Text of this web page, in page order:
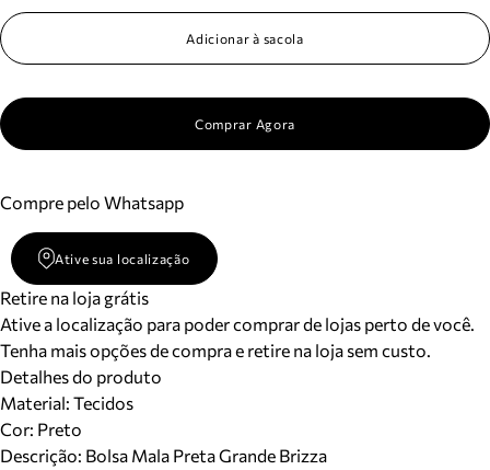
Adicionar à sacola
Comprar Agora
Compre pelo Whatsapp
Ative sua localização
Retire na loja grátis
Ative a localização para poder comprar de lojas perto de você.
Tenha mais opções de compra e retire na loja sem custo.
Detalhes do produto
Material: Tecidos
Cor: Preto
Descrição: Bolsa Mala Preta Grande Brizza